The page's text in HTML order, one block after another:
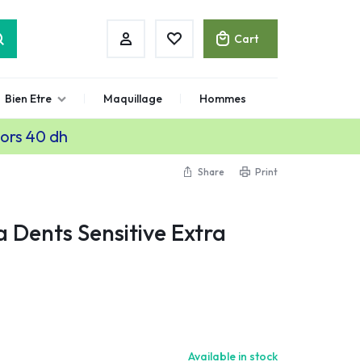
Cart
Bien Etre Maquillage Hommes
40 dh
Share Print
Dents Sensitive Extra
Available in stock